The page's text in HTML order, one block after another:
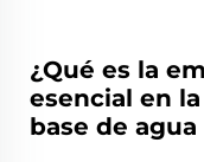
¿Qué es la
esencial en
base de agua